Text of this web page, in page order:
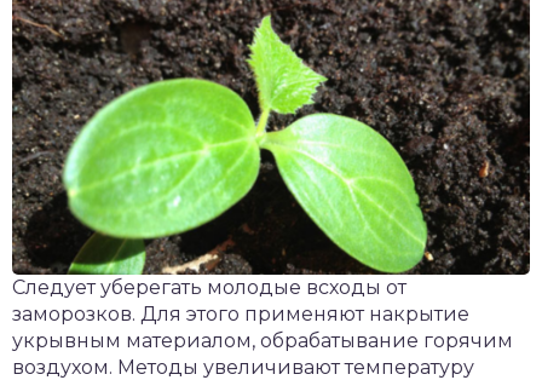
Следует уберегать молодые всходы от
заморозков. Для этого применяют накрытие
укрывным материалом, обрабатывание горячим
воздухом. Методы увеличивают температуру